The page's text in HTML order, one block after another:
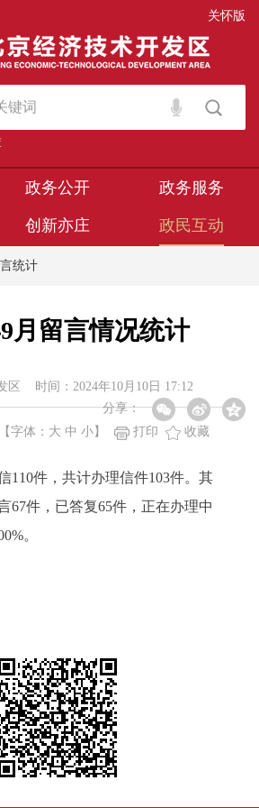
关怀版
政务公开 政务服务
创新亦庄 政民互动
统计
月留言情况统计
区 时间：2024年10月10日 17:12
分享：
【字体： 大 中 小 】 打印 收藏
110件，共计办理信件103件。其
67件，已答复65件，正在办理中
。